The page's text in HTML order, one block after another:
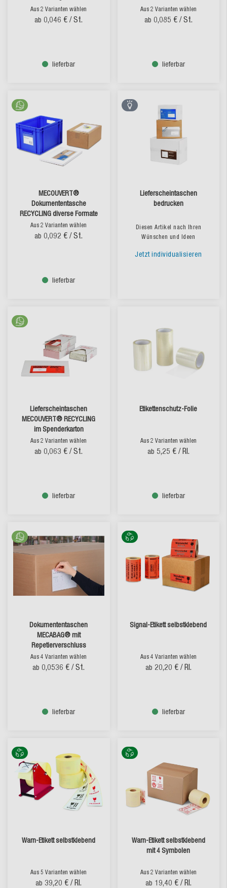
Aus 2 Varianten wählen
ab 0,046 € / St.
lieferbar
Aus 2 Varianten wählen
ab 0,085 € / St.
lieferbar
MECOUVERT®
Dokumententasche
RECYCLING diverse Formate
Aus 2 Varianten wählen
ab 0,092 € / St.
lieferbar
Lieferscheintaschen
bedrucken
Diesen Artikel nach Ihren
Wünschen und Ideen
Jetzt individualisieren
Lieferscheintaschen
MECOUVERT® RECYCLING
im Spenderkarton
Aus 2 Varianten wählen
ab 0,063 € / St.
lieferbar
Etikettenschutz-Folie
Aus 2 Varianten wählen
ab 5,25 € / Rl.
lieferbar
Dokumententaschen
MECABAG® mit
Repetierverschluss
Aus 4 Varianten wählen
ab 0,0536 € / St.
lieferbar
Signal-Etikett selbstklebend
Aus 4 Varianten wählen
ab 20,20 € / Rl.
lieferbar
Warn-Etikett selbstklebend
Aus 5 Varianten wählen
ab 39,20 € / Rl.
Warn-Etikett selbstklebend
mit 4 Symbolen
Aus 2 Varianten wählen
ab 19,40 € / Rl.